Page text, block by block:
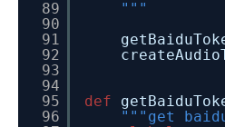
89
90
91
92
93
94
95
96
"""
def
"""get